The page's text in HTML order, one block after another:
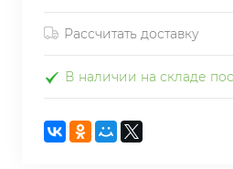
Рассчитать доставку
В наличии на складе